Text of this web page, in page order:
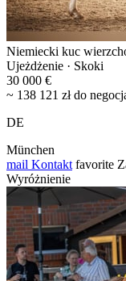
Niemiecki kuc
Ujeżdżenie · Skoki
30 000 €
~ 138 121 zł do
DE
München
mail Kontakt favorite
Wyróżnienie